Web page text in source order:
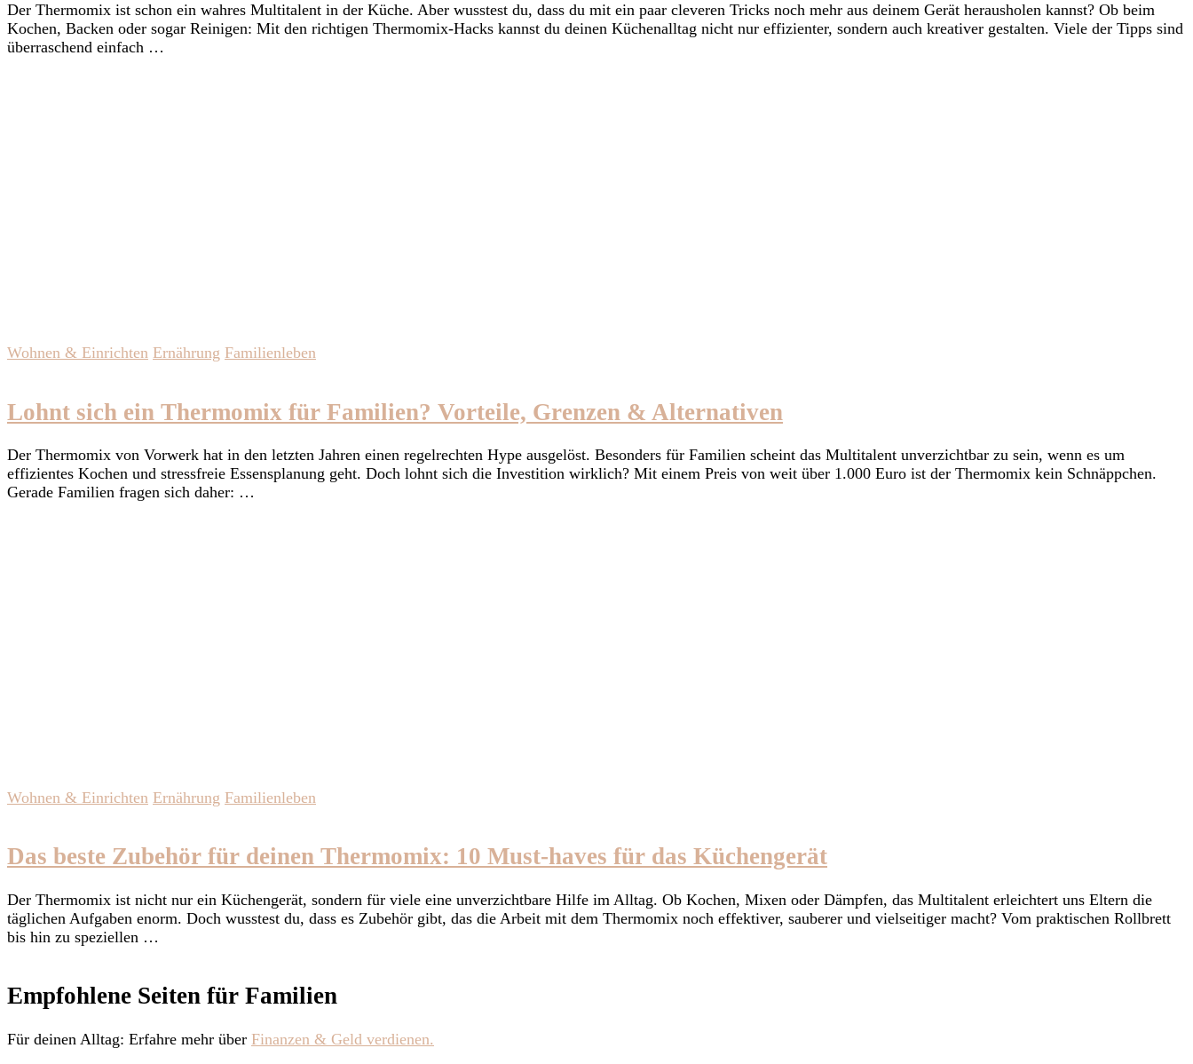
Der Thermomix ist schon ein wahres Multitalent in der Küche. Aber wusstest du, dass du mit ein paar cleveren Tricks noch mehr aus deinem Gerät herausholen kannst? Ob beim
Kochen, Backen oder sogar Reinigen: Mit den richtigen Thermomix-Hacks kannst du deinen Küchenalltag nicht nur effizienter, sondern auch kreativer gestalten. Viele der Tipps sind
überraschend einfach …
Wohnen & Einrichten Ernährung Familienleben
Lohnt sich ein Thermomix für Familien? Vorteile, Grenzen & Alternativen
Der Thermomix von Vorwerk hat in den letzten Jahren einen regelrechten Hype ausgelöst. Besonders für Familien scheint das Multitalent unverzichtbar zu sein, wenn es um
effizientes Kochen und stressfreie Essensplanung geht. Doch lohnt sich die Investition wirklich? Mit einem Preis von weit über 1.000 Euro ist der Thermomix kein Schnäppchen.
Gerade Familien fragen sich daher: …
Wohnen & Einrichten Ernährung Familienleben
Das beste Zubehör für deinen Thermomix: 10 Must-haves für das Küchengerät
Der Thermomix ist nicht nur ein Küchengerät, sondern für viele eine unverzichtbare Hilfe im Alltag. Ob Kochen, Mixen oder Dämpfen, das Multitalent erleichtert uns Eltern die
täglichen Aufgaben enorm. Doch wusstest du, dass es Zubehör gibt, das die Arbeit mit dem Thermomix noch effektiver, sauberer und vielseitiger macht? Vom praktischen Rollbrett
bis hin zu speziellen …
Empfohlene Seiten für Familien
Für deinen Alltag: Erfahre mehr über Finanzen & Geld verdienen.